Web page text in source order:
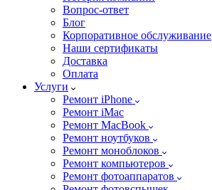
Вопрос-ответ
Блог
Корпоративное обслуживание
Наши сертификаты
Доставка
Оплата
Услуги
Ремонт iPhone
Ремонт iMac
Ремонт MacBook
Ремонт ноутбуков
Ремонт моноблоков
Ремонт компьютеров
Ремонт фотоаппаратов